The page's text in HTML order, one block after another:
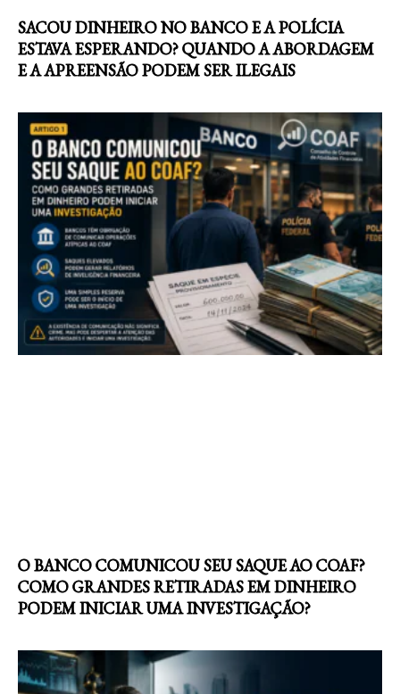
SACOU DINHEIRO NO BANCO E A POLÍCIA
ESTAVA ESPERANDO? QUANDO A ABORDAGEM
E A APREENSÃO PODEM SER ILEGAIS
O BANCO COMUNICOU SEU SAQUE AO COAF?
COMO GRANDES RETIRADAS EM DINHEIRO
PODEM INICIAR UMA INVESTIGAÇÃO?